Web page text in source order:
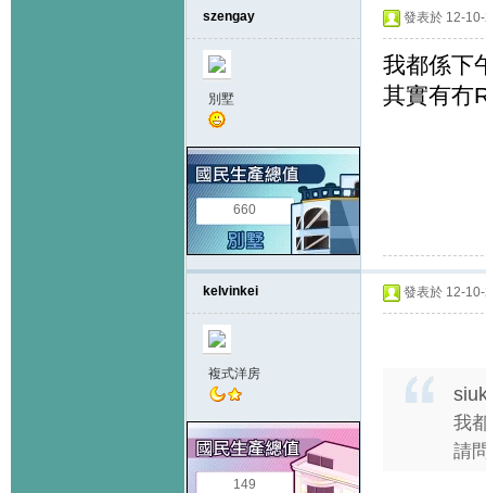
szengay
別墅
660
發表於 12-
我都係下
其實有冇
kelvinkei
複式洋房
149
發表於 12-
我
請